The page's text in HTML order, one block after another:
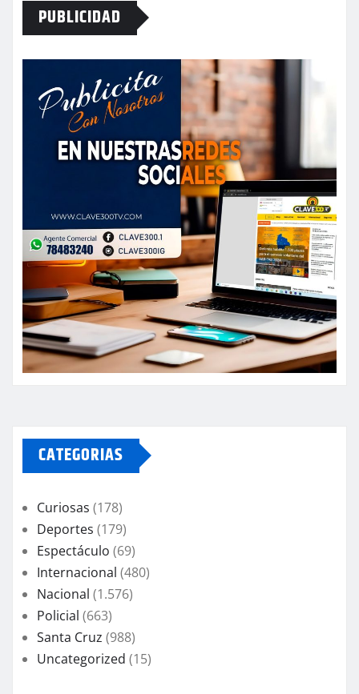
PUBLICIDAD
CATEGORIAS
Curiosas (178)
Deportes (179)
Espectáculo (69)
Internacional (480)
Nacional (1.576)
Policial (663)
Santa Cruz (988)
Uncategorized (15)